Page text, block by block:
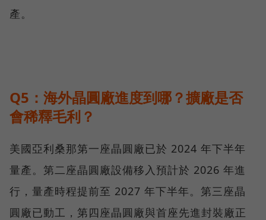
產。
Q5：海外晶圓廠進度到哪？擴廠是否
會稀釋毛利？
美國亞利桑那第一座晶圓廠已於 2024 年下半年
量產。第二座晶圓廠設備移入預計於 2026 年進
行，量產時程提前至 2027 年下半年。第三座晶
圓廠已動工，第四座晶圓廠與首座先進封裝廠正